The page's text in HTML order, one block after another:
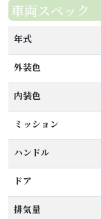
車両スペック
年式
外装色
内装色
ミッション
ハンドル
ドア
排気量